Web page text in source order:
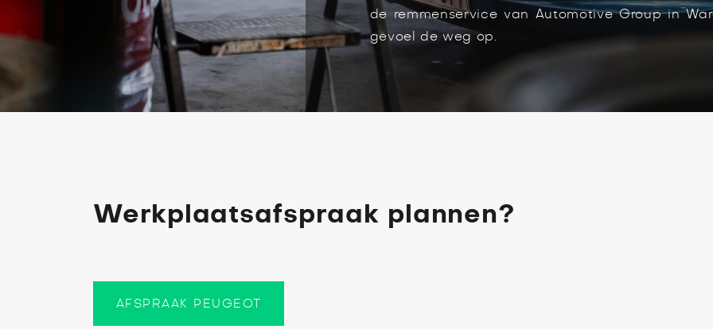
de remmenservice van Automotive Group in
gevoel de weg op.
Werkplaatsafspraak plannen?
AFSPRAAK PEUGEOT